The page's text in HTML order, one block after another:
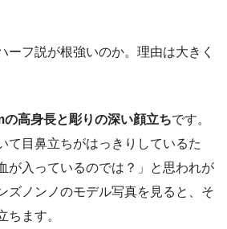
ーフ説が根強いのか。理由は大きく
の高身長と彫りの深い顔立ちです。
て目鼻立ちがはっきりしているた
が入っているのでは？」と思われが
ズノンノのモデル写真を見ると、そ
ちます。